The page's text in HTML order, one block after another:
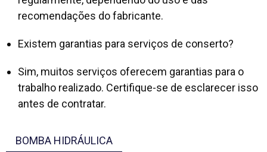
recomendações do fabricante.
Existem garantias para serviços de conserto?
Sim, muitos serviços oferecem garantias para o
trabalho realizado. Certifique-se de esclarecer isso
antes de contratar.
BOMBA HIDRÁULICA